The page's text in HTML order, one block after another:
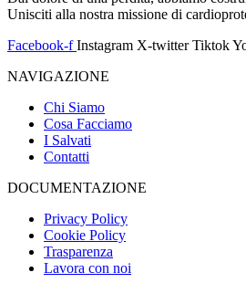
Unisciti alla nostra missione di
Facebook-f Instagram X-twitter Tiktok
NAVIGAZIONE
Chi Siamo
Cosa Facciamo
I Salvati
Contatti
DOCUMENTAZIONE
Privacy Policy
Cookie Policy
Trasparenza
Lavora con noi